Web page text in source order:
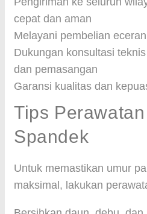
cepat dan aman
Melayani pembelian
Dukungan konsultasi
dan pemasangan
Garansi kualitas dan
Tips
Spandek
Untuk memastikan umur
maksimal, lakukan